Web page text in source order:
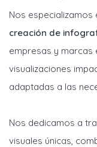
Nos
creación de
empresas y marcas
visualizaciones
adaptadas a las
Nos dedicamos a
visuales únicas,